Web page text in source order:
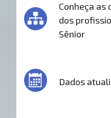
Conheça as
dos
Sênior
Dados